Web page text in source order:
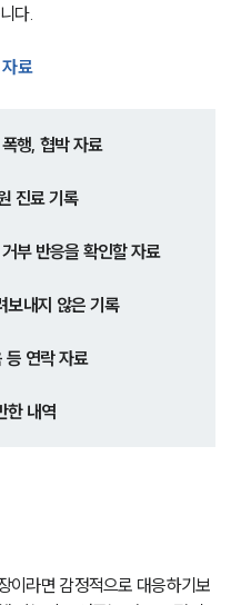
개
강점
길
색
신동향
정보
식인
상담후기
계산기
계산기
다.
료
행, 협박 자료
진료 기록
부 반응을 확인할 자료
보내지 않은 기록
등 연락 자료
한 내역
이라면 감정적으로 대응하기보